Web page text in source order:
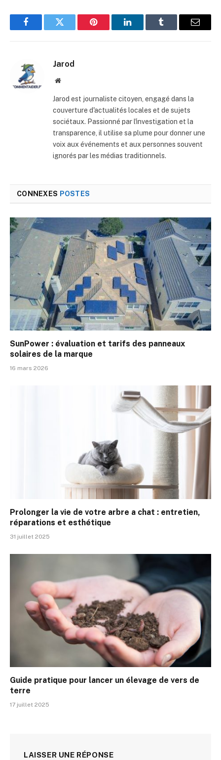
FacebookTwitter Pinterest LinkedInTumblr
E-
Jarod
Site
Jarod est journaliste citoyen, engagé dans la
couverture d'actualités locales et de sujets
sociétaux. Passionné par l'investigation et la
transparence, il utilise sa plume pour donner une
voix aux événements et aux personnes souvent
ignorés par les médias traditionnels.
CONNEXES POSTES
SunPower : évaluation et tarifs des panneaux
solaires de la marque
16 mars 2026
Prolonger la vie de votre arbre a chat : entretien,
réparations et esthétique
31 juillet 2025
Guide pratique pour lancer un élevage de vers de
terre
17 juillet 2025
LAISSER UNE RÉPONSE